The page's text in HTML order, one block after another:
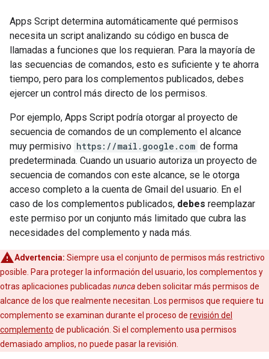
Apps Script determina automáticamente qué permisos
necesita un script analizando su código en busca de
llamadas a funciones que los requieran. Para la mayoría de
las secuencias de comandos, esto es suficiente y te ahorra
tiempo, pero para los complementos publicados, debes
ejercer un control más directo de los permisos.
Por ejemplo, Apps Script podría otorgar al proyecto de
secuencia de comandos de un complemento el alcance
muy permisivo https://mail.google.com de forma
predeterminada. Cuando un usuario autoriza un proyecto de
secuencia de comandos con este alcance, se le otorga
acceso completo a la cuenta de Gmail del usuario. En el
caso de los complementos publicados, debes reemplazar
este permiso por un conjunto más limitado que cubra las
necesidades del complemento y nada más.
Advertencia: Siempre usa el conjunto de permisos más restrictivo
posible. Para proteger la información del usuario, los complementos y
otras aplicaciones publicadas nuncadeben solicitar más permisos de
alcance de los que realmente necesitan. Los permisos que requiere tu
complemento se examinan durante el proceso de revisión del
complemento de publicación. Si el complemento usa permisos
demasiado amplios, no puede pasar la revisión.